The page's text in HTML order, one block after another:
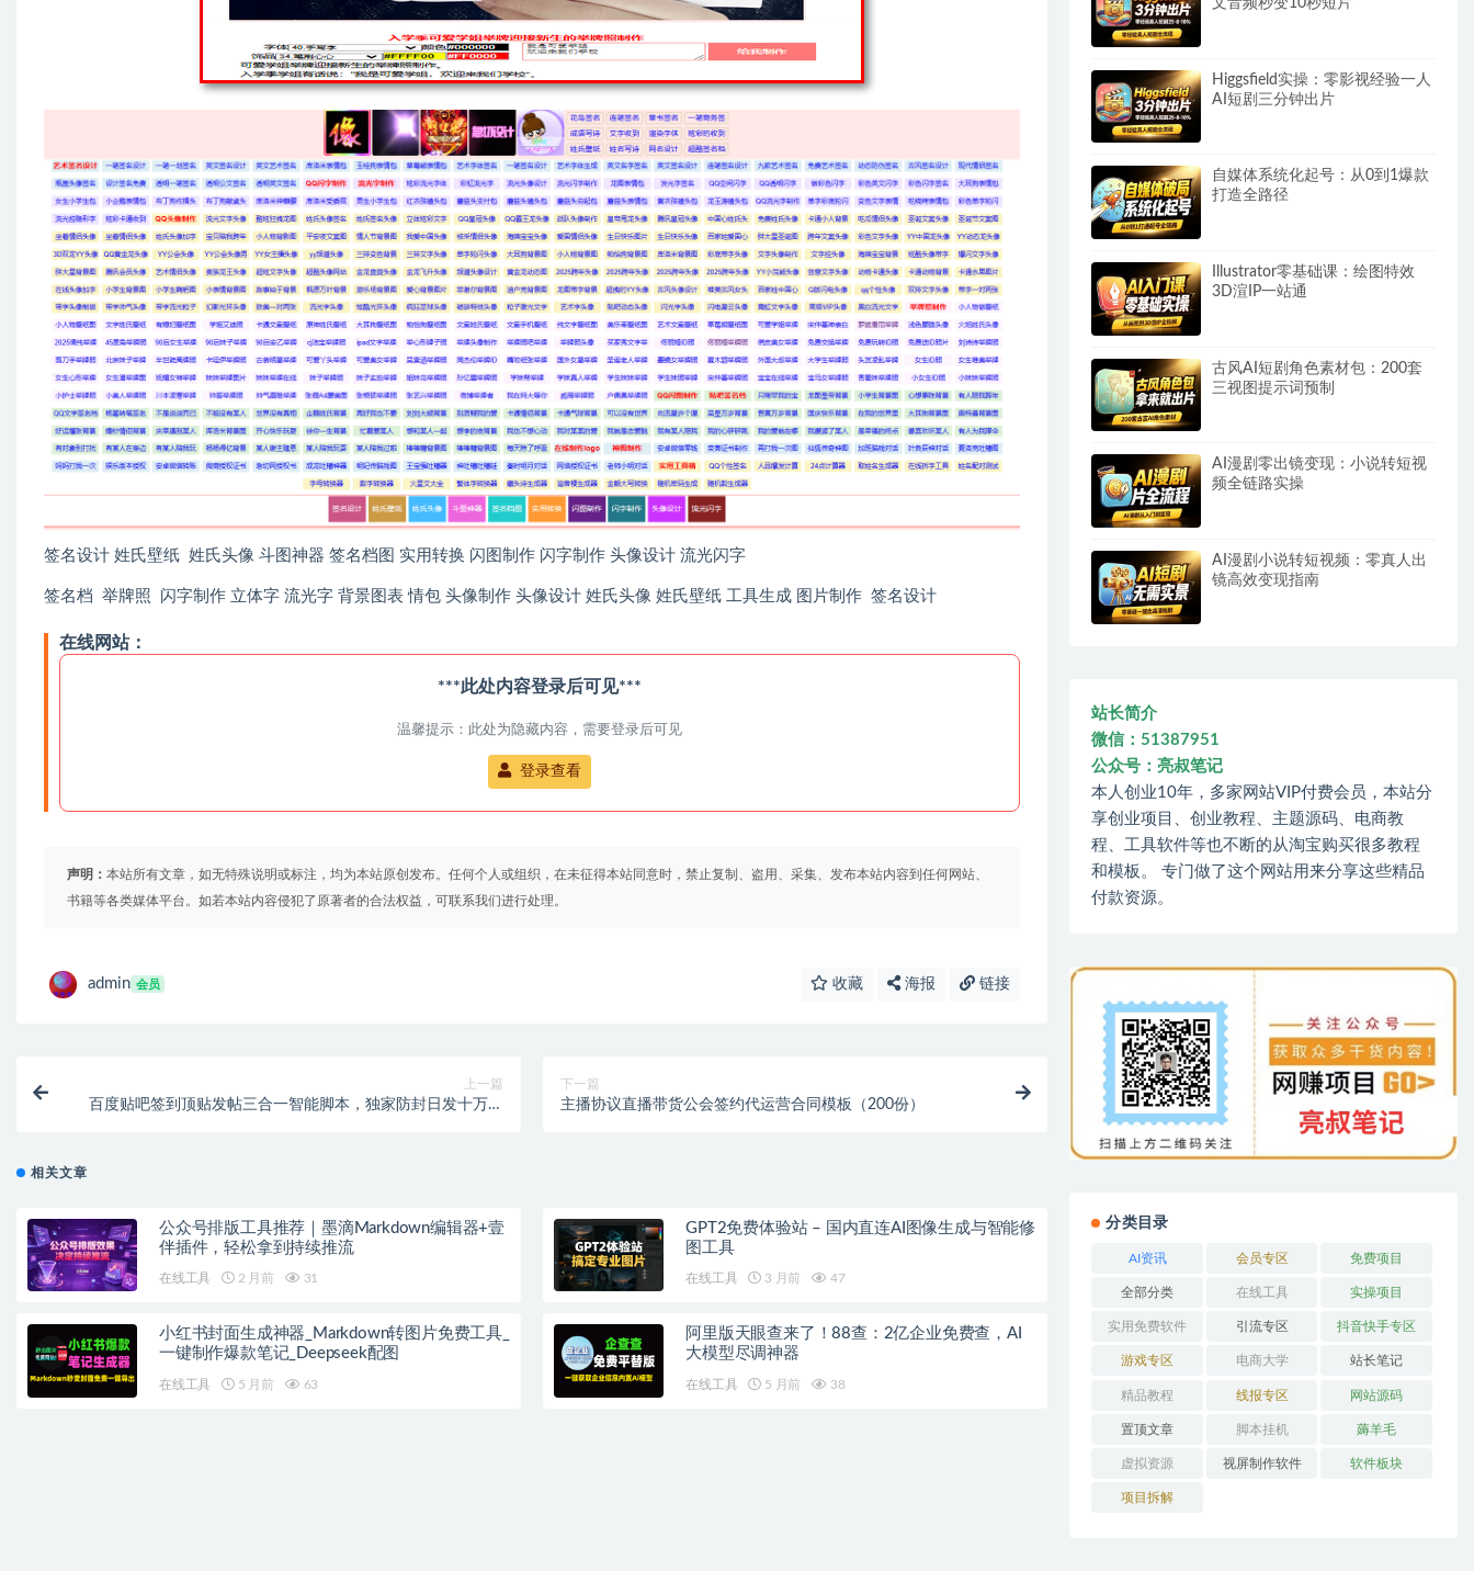
签名设计 姓氏壁纸 姓氏头像 斗图神器 签名档图 实用转换 闪图制作 闪字制作 头像设计 流光闪字
签名档 举牌照 闪字制作 立体字 流光字 背景图表 情包 头像制作 头像设计 姓氏头像 姓氏壁纸 工具生成 图片制作 签名设计
在线网站：
***此处内容登录后可见***
温馨提示：此处为隐藏内容，需要登录后可见
登录查看
声明： 本站所有文章，如无特殊说明或标注，均为本站原创发布。任何个人或组织，在未征得本站同意时，禁止复制、盗用、采集、发布本站内容到任何网站、
书籍等各类媒体平台。如若本站内容侵犯了原著者的合法权益，可联系我们进行处理。
admin 会员 收藏 海报 链接
上一篇
百度贴吧签到顶贴发帖三合一智能脚本，独家防封日发十万条
下一篇
主播协议直播带货公会签约代运营合同模板（200份）
相关文章
公众号排版工具推荐｜墨滴Markdown编辑器+壹
伴插件，轻松拿到持续推流
在线工具 2 月前 31
GPT2免费体验站 – 国内直连AI图像生成与智能修
图工具
在线工具 3 月前 47
小红书封面生成神器_Markdown转图片免费工具_
一键制作爆款笔记_Deepseek配图
在线工具 5 月前 63
阿里版天眼查来了！88查：2亿企业免费查，AI
大模型尽调神器
在线工具 5 月前 38
文音频秒变10秒短片
Higgsfield实操：零影视经验一人
AI短剧三分钟出片
自媒体系统化起号：从0到1爆款
打造全路径
Illustrator零基础课：绘图特效
3D渲IP一站通
古风AI短剧角色素材包：200套
三视图提示词预制
AI漫剧零出镜变现：小说转短视
频全链路实操
AI漫剧小说转短视频：零真人出
镜高效变现指南
站长简介
微信：51387951
公众号：亮叔笔记
本人创业10年，多家网站VIP付费会员，本站分
享创业项目、创业教程、主题源码、电商教
程、工具软件等也不断的从淘宝购买很多教程
和模板。 专门做了这个网站用来分享这些精品
付款资源。
分类目录
AI资讯 会员专区 免费项目
全部分类 在线工具 实操项目
实用免费软件 引流专区 抖音快手专区
游戏专区 电商大学 站长笔记
精品教程 线报专区 网站源码
置顶文章 脚本挂机 薅羊毛
虚拟资源 视屏制作软件 软件板块
项目拆解